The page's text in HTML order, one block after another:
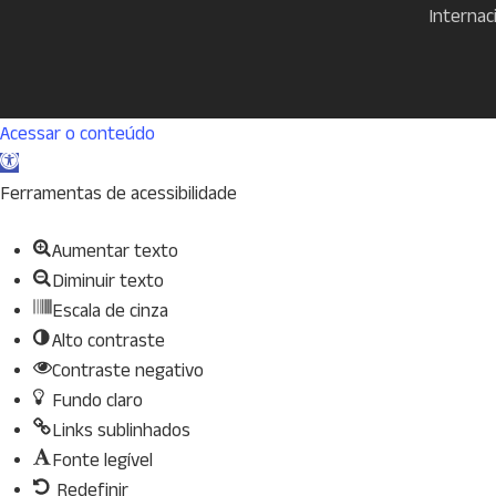
Acessar o conteúdo
Abrir
a
de
ferramentas
Ferramentas de acessibilidade
Aumentar texto
Diminuir texto
Escala de cinza
Alto contraste
Contraste negativo
Fundo claro
Links sublinhados
Fonte legível
Redefinir